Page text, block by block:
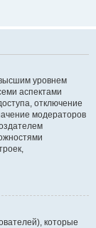
уровнем
аспектами
отключение
модераторов
которые